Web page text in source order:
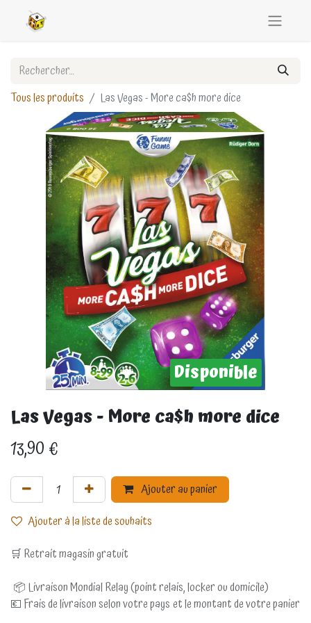
Tous les produits Las Vegas - More ca$h more dice
Disponible
Las Vegas - More ca$h more dice
13,90€
Ajouter au panier
Ajouter à la liste de souhaits
🛒 Retrait magasin gratuit
📦 Livraison Mondial Relay (point relais, locker ou domicile)
💶 Frais de livraison selon votre pays et le montant de votre panier